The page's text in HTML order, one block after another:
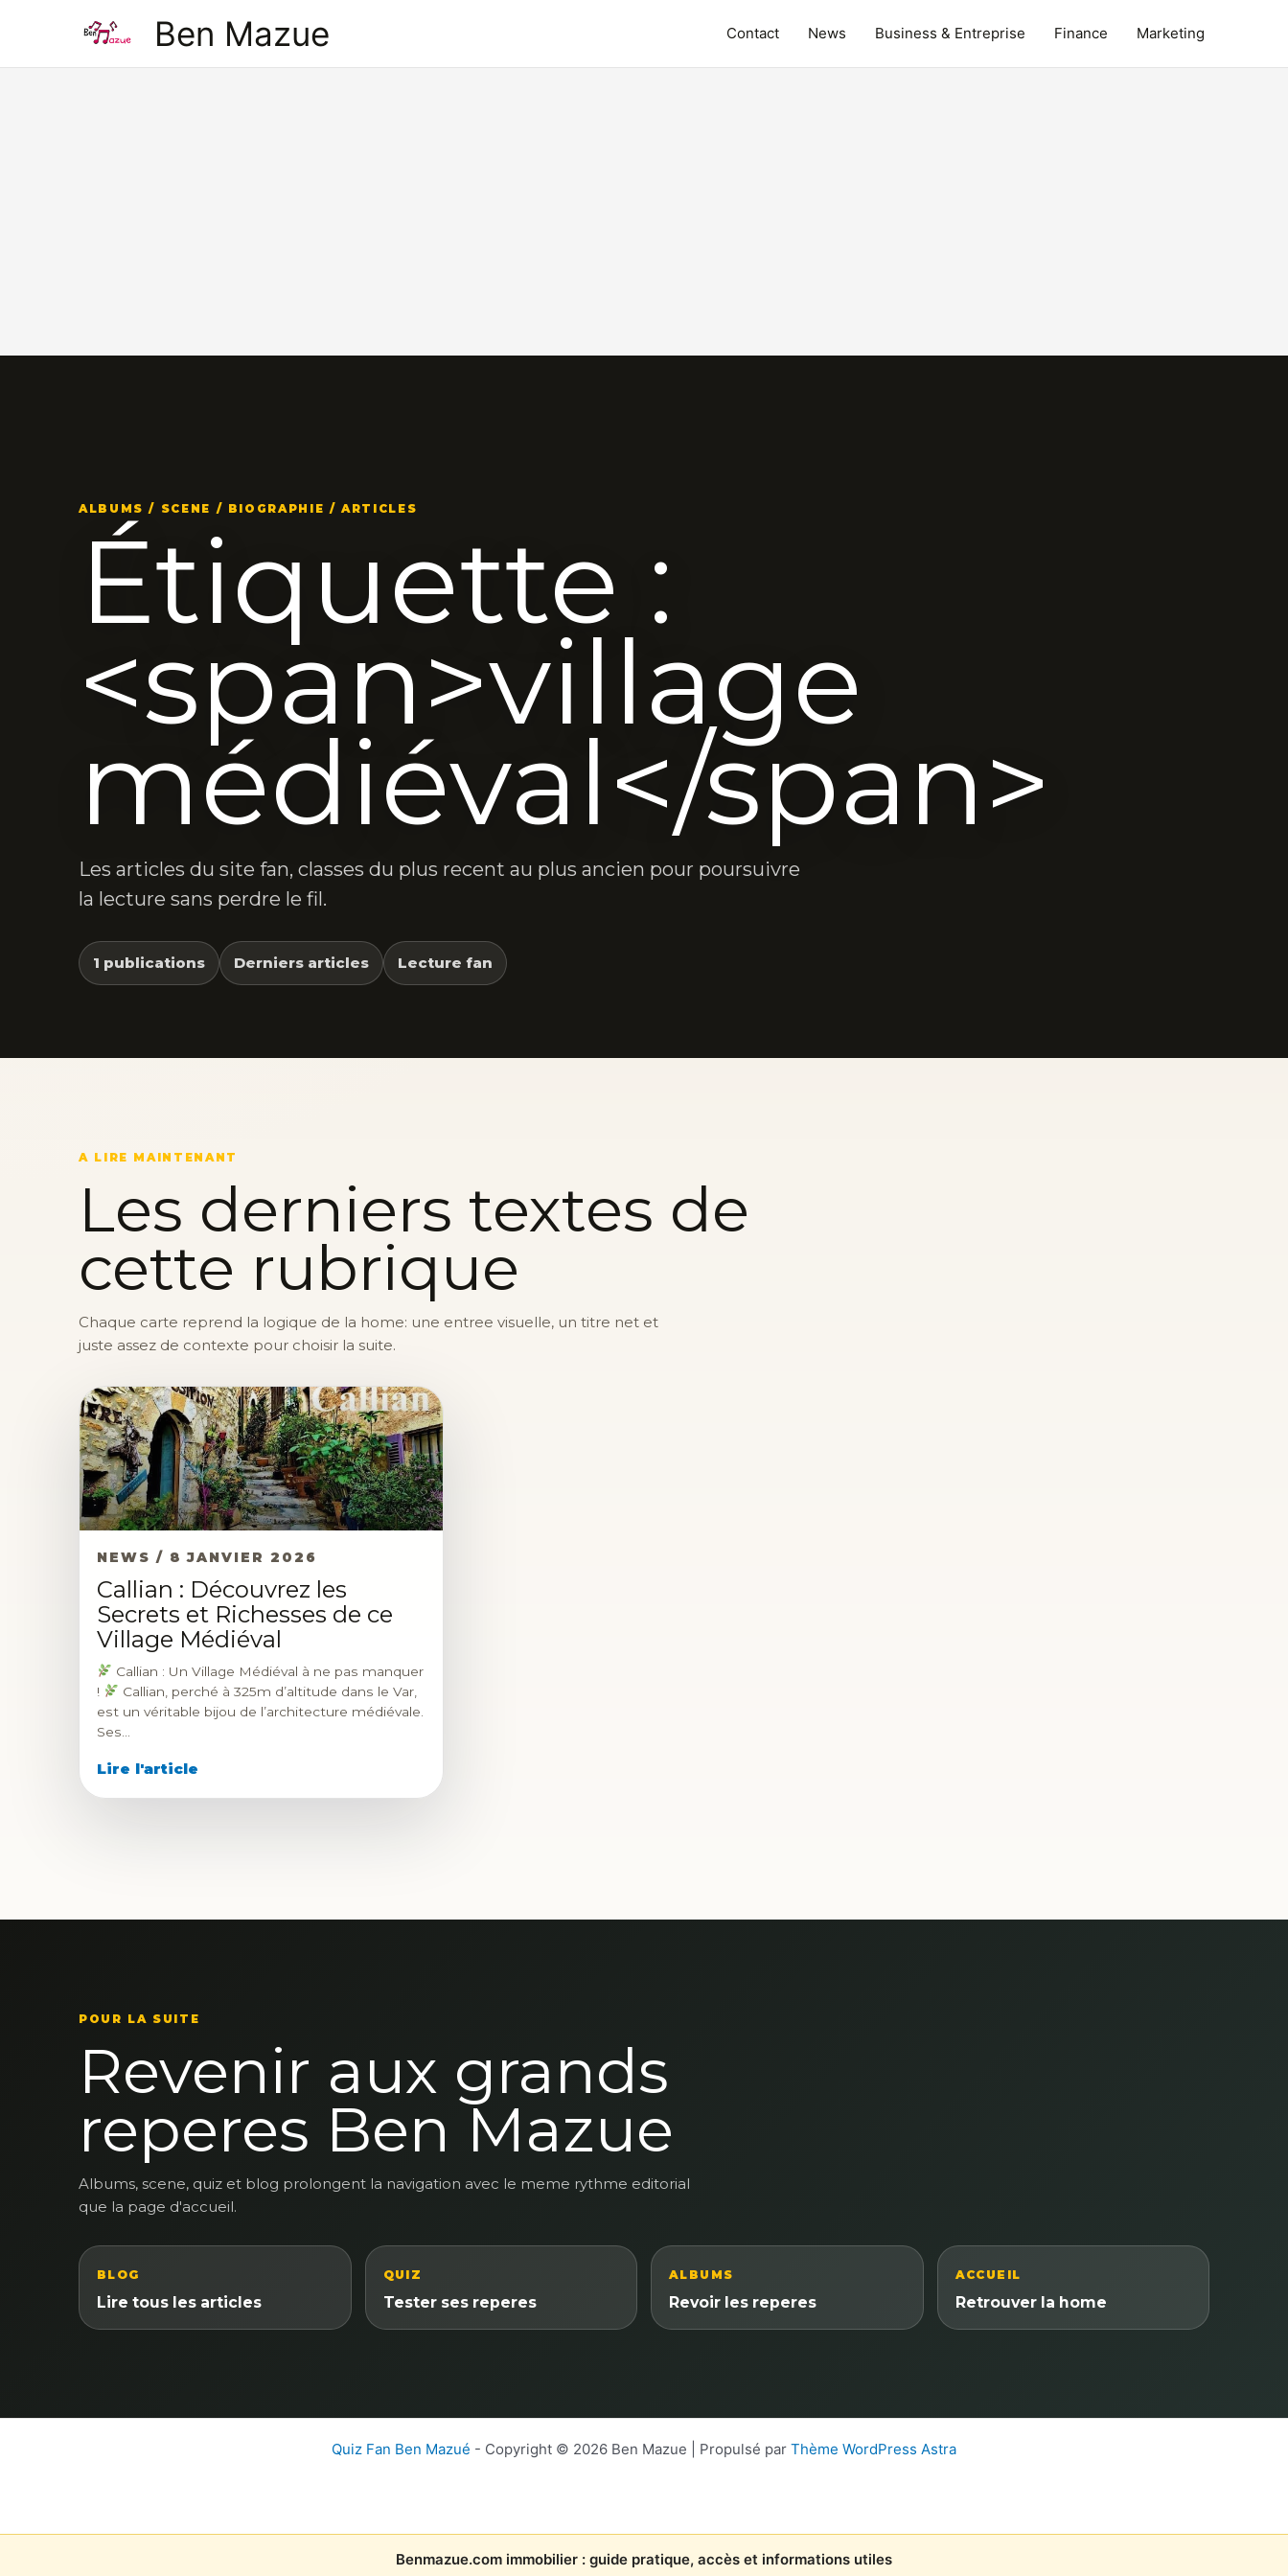
Ben Mazue Contact News Business & Entreprise Finance Marketing
ALBUMS / SCENE / BIOGRAPHIE / ARTICLES
Étiquette :
<span>village
médiéval</span>
Les articles du site fan, classes du plus recent au plus ancien pour poursuivre
la lecture sans perdre le fil.
1 publications Derniers articles Lecture fan
A LIRE MAINTENANT
Les derniers textes de
cette rubrique
Chaque carte reprend la logique de la home: une entree visuelle, un titre net et
juste assez de contexte pour choisir la suite.
NEWS / 8 JANVIER 2026
Callian : Découvrez les
Secrets et Richesses de ce
Village Médiéval
Callian : Un Village Médiéval à ne pas manquer
!
Callian, perché à 325m d’altitude dans le Var,
est un véritable bijou de l’architecture médiévale.
Ses…
Lire l'article
POUR LA SUITE
Revenir aux grands
reperes Ben Mazue
Albums, scene, quiz et blog prolongent la navigation avec le meme rythme editorial
que la page d'accueil.
BLOG
Lire tous les articles
QUIZ
Tester ses reperes
ALBUMS
Revoir les reperes
ACCUEIL
Retrouver la home
Quiz Fan Ben Mazué - Copyright © 2026 Ben Mazue | Propulsé par Thème WordPress Astra
Benmazue.com immobilier : guide pratique, accès et informations utiles